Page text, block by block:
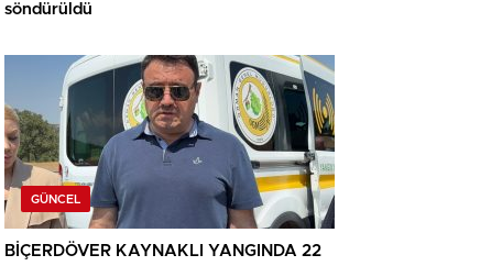
söndürüldü
GÜNCEL
BİÇERDÖVER KAYNAKLI YANGINDA 22